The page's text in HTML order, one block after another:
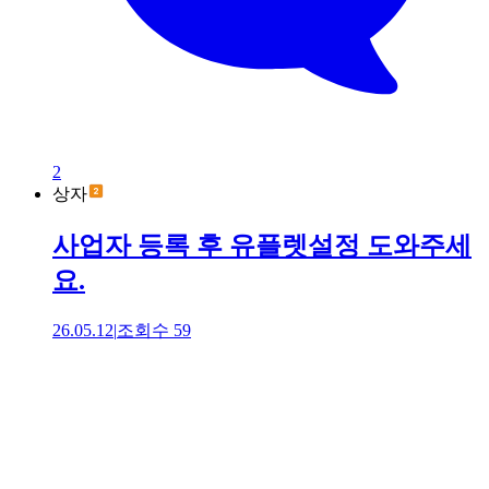
2
상자
사업자 등록 후 유플렛설정 도와주세
요.
26.05.12|조회수 59